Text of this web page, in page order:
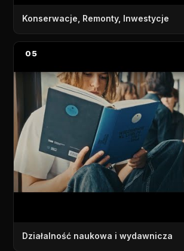
Konserwacje, Remonty, Inwestycje
05
Działalność naukowa i wydawnicza